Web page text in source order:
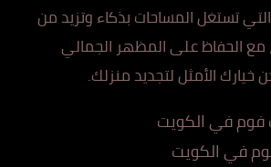
تستغل المساحات بذكاء وتزيد من
مع الحفاظ على المظهر الجمالي
خيارك الأمثل لتجديد منزلك.
في الكويت